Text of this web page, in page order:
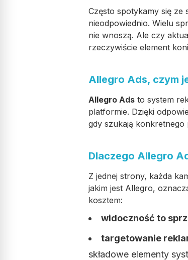
Często spotykamy się
nieodpowiednio. Wielu
nie wnoszą. Ale czy
rzeczywiście element
Allegro Ads, czym
Allegro Ads to system
platformie. Dzięki
gdy szukają konkretnego
Dlaczego Allegro
Z jednej strony, każda
jakim jest Allegro,
kosztem:
widoczność to
targetowanie
składowe elementy